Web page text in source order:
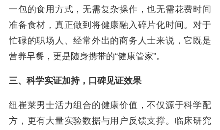
一包的食用方式，无需复杂操作，也无需花费时间
准备食材，真正做到将健康融入碎片化时间。对于
忙碌的职场人、经常外出的商务人士来说，它既是
营养早餐，更是随身携带的“健康管家”。
三、科学实证加持，口碑见证效果
纽崔莱男士活力组合的健康价值，不仅源于科学配
方，更有大量实验数据与用户反馈支撑。临床研究